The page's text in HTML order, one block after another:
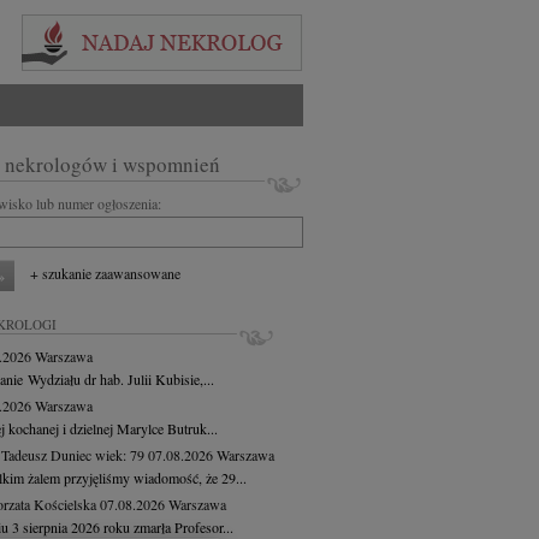
nekrologów i wspomnień
lub numer ogłoszenia:
+ szukanie zaawansowane
Warszawa
Wydziału dr hab. Julii Kubisie,...
Warszawa
kochanej i dzielnej Marylce Butruk...
Duniecwiek: 7907.08.2026Warszawa
żalem przyjęliśmy wiadomość, że 29...
Kościelska07.08.2026Warszawa
3 sierpnia 2026 roku zmarła Profesor...